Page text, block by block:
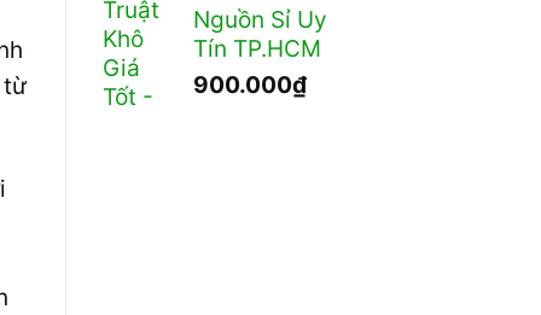
từ
120.000₫
Nguồn Sỉ Uy
Tín TP.HCM
900.000₫